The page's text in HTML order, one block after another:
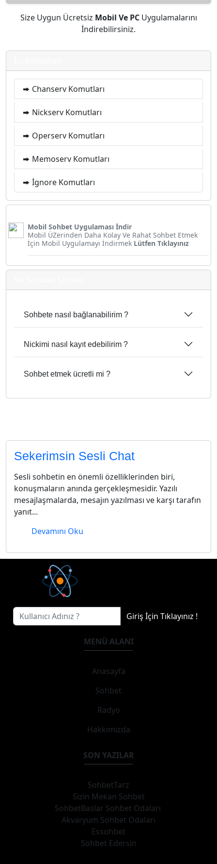
Size Uygun Ücretsiz Mobil Ve PC Uygulamalarını
İndirebilirsiniz.
Chanserv Komutları
Nickserv Komutları
Operserv Komutları
Memoserv Komutları
İgnore Komutları
Mobil Sohbet Uygulaması İndir
Mobil ÜZerinden Daha Kolay Ve Rahat Sohbet Etmek
İçin Mobil Uygulamayı İndirmek Lütfen Tıklayınız
Sohbete nasıl bağlanabilirim ?
Nickimi nasıl kayıt edebilirim ?
Sohbet etmek ücretli mi ?
Sekerimsin Sesli Chat
Sesli sohbetin en önemli özelliklerinden biri,
konuşmaların anında gerçekleşmesidir. Yazılı
mesajlaşmalarda, mesajın yazılması ve karşı tarafın
yanıt...
Devamını Oku
Giriş İçin Tıklayınız !
MENÜ ALANI
Anasayfa
Sohbet
Radyo
Hakkımızda
SON YAZILAR
SohbetTarz
Sizin Mekan Sohbet
SohbetBaslar Sohbet Odaları
Akvaryum Sohbet Odaları
Essohbet
Sohbet Edersin